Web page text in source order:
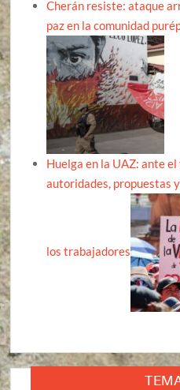
Cherán resiste: ataque
paz en la comunidad
Huelga en la UAZ: ante
autoridades, propuestas
los trabajadores